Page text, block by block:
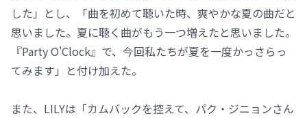
した」とし、「曲を初めて聴いた時、爽やかな夏の曲だと
思いました。夏に聴く曲がもう一つ増えたと思いました。
『Party O'Clock』で、今回私たちが夏を一度かっさらっ
てみます」と付け加えた。
また、LILYは「カムバックを控えて、パク・ジニョンさん